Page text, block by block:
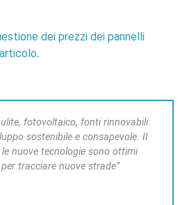
dei prezzi dei pannelli
.
fotovoltaico, fonti rinnovabili:
sostenibile e consapevole. Il
nuove tecnologie sono ottimi
tracciare nuove strade”